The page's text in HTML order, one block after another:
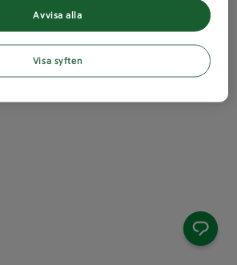
Avvisa alla
Visa syften